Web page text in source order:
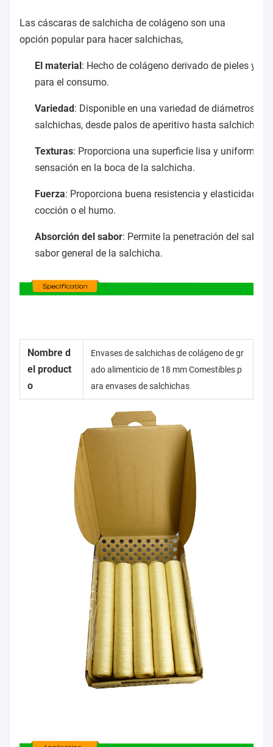
Las cáscaras de salchicha de colágeno son una
opción popular para hacer salchichas,
El material : Hecho de colágeno derivado de pieles y
para el consumo.
Variedad : Disponible en una variedad de diámetros y
salchichas, desde palos de aperitivo hasta salchichas
Texturas: Proporciona una superficie lisa y uniforme
sensación en la boca de la salchicha.
Fuerza: Proporciona buena resistencia y elasticidad,
cocción o el humo.
Absorción del sabor: Permite la penetración del sabor
sabor general de la salchicha.
Nombre d
el product
o
Envases de salchichas de colágeno de gr
ado alimenticio de 18 mm Comestibles p
ara envases de salchichas
15 mm, 16 mm, 17 mm, 18 mm, 28
mm, 30 mm, 32 mm, 34 mm.
Color natural
El colágeno
de 15 mm a 34 mm (deshechos) y h
asta 80 mm (rollo)
Casquillos de salchichas ahumada
s, perros calientes, salchichas de Vi
ena